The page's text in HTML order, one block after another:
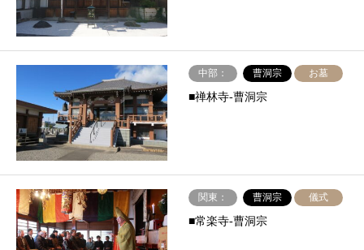
中部： 曹洞宗 お墓
■禅林寺-曹洞宗
関東： 曹洞宗 儀式
■常楽寺-曹洞宗